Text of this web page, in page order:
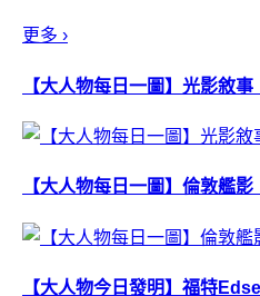
更多 ›
【大人物每日一圖】光影敘
【大人物每日一圖】倫敦艦
【大人物今日發明】福特